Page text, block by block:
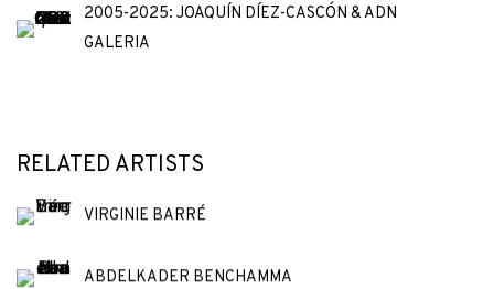
2005-2025: JOAQUÍN DÍEZ-CASCÓN & ADN
GALERIA
RELATED ARTISTS
VIRGINIE BARRÉ
ABDELKADER BENCHAMMA